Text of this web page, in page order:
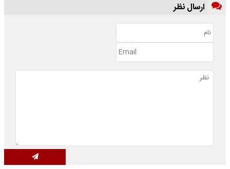
ارسال نظر